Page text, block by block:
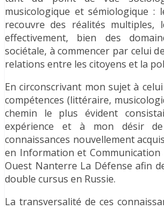
musicologique et sémiologique :
recouvre des réalités multiples,
effectivement, bien des
sociétale, à commencer par celui
relations entre les citoyens et la
En circonscrivant mon sujet à
compétences (littéraire,
chemin le plus évident
expérience et à mon désir
connaissances nouvellement
en Information et Communication
Ouest Nanterre La Défense afin
double cursus en Russie.
La transversalité de ces